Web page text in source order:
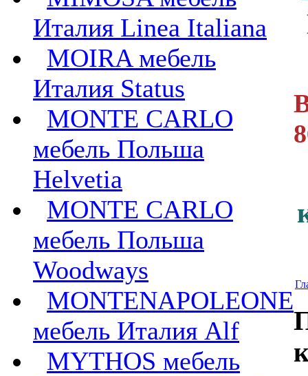
Италия Linea Italiana
MOIRA мебель
Италия Status
MONTE CARLO
мебель Польша
Helvetia
MONTE CARLO
мебель Польша
Woodways
MONTENAPOLEONE
мебель Италия Alf
MYTHOS мебель